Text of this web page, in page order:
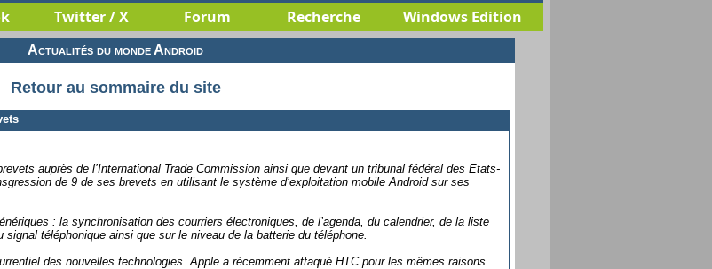
Twitter / X Forum Recherche Windows Edition
Actualités du monde Android
Retour au sommaire du site
auprès de l’International Trade Commission ainsi que devant un tribunal fédéral des Etats-
de 9 de ses brevets en utilisant le système d’exploitation mobile Android sur ses
: la synchronisation des courriers électroniques, de l’agenda, du calendrier, de la liste
téléphonique ainsi que sur le niveau de la batterie du téléphone.
des nouvelles technologies. Apple a récemment attaqué HTC pour les mêmes raisons